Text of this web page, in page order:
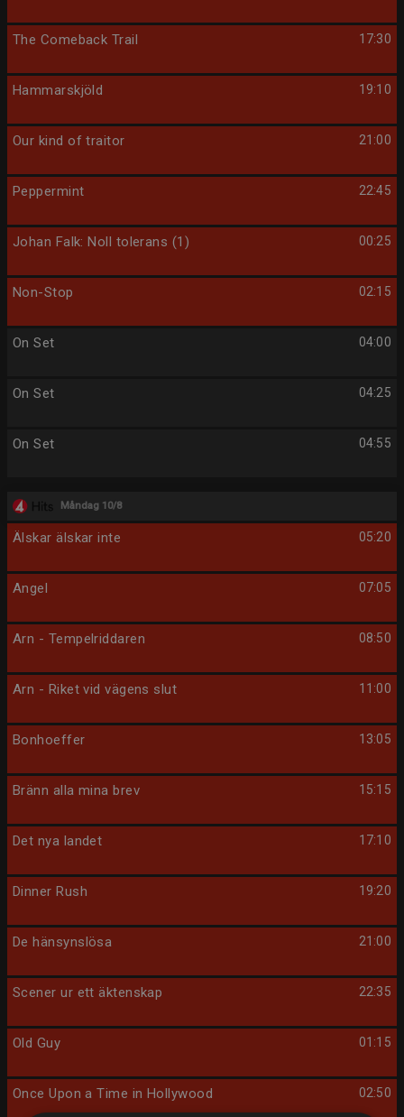
17:30
The Comeback Trail
19:10
Hammarskjöld
21:00
Our kind of traitor
22:45
Peppermint
00:25
Johan Falk: Noll tolerans (1)
02:15
Non-Stop
04:00
On Set
04:25
On Set
04:55
On Set
Måndag 10/8
05:20
Älskar älskar inte
07:05
Angel
08:50
Arn - Tempelriddaren
11:00
Arn - Riket vid vägens slut
13:05
Bonhoeffer
15:15
Bränn alla mina brev
17:10
Det nya landet
19:20
Dinner Rush
21:00
De hänsynslösa
22:35
Scener ur ett äktenskap
01:15
Old Guy
02:50
Once Upon a Time in Hollywood